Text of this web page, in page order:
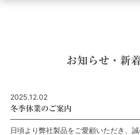
お知らせ・新
2025.12.02
冬季休業のご案内
日頃より弊社製品をご愛顧いただき、